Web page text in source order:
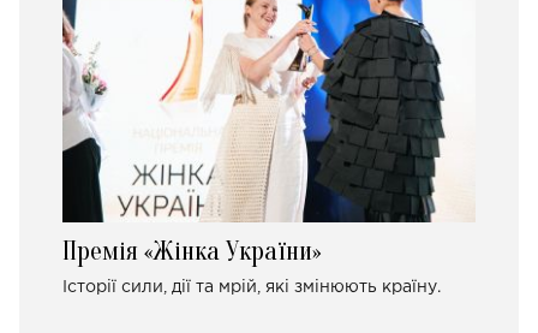
Премія «Жінка України»
Історії сили, дії та мрій, які змінюють країну.